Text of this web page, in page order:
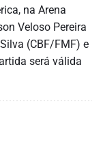
na Arena
Veloso Pereira
(CBF/FMF) e
será válida